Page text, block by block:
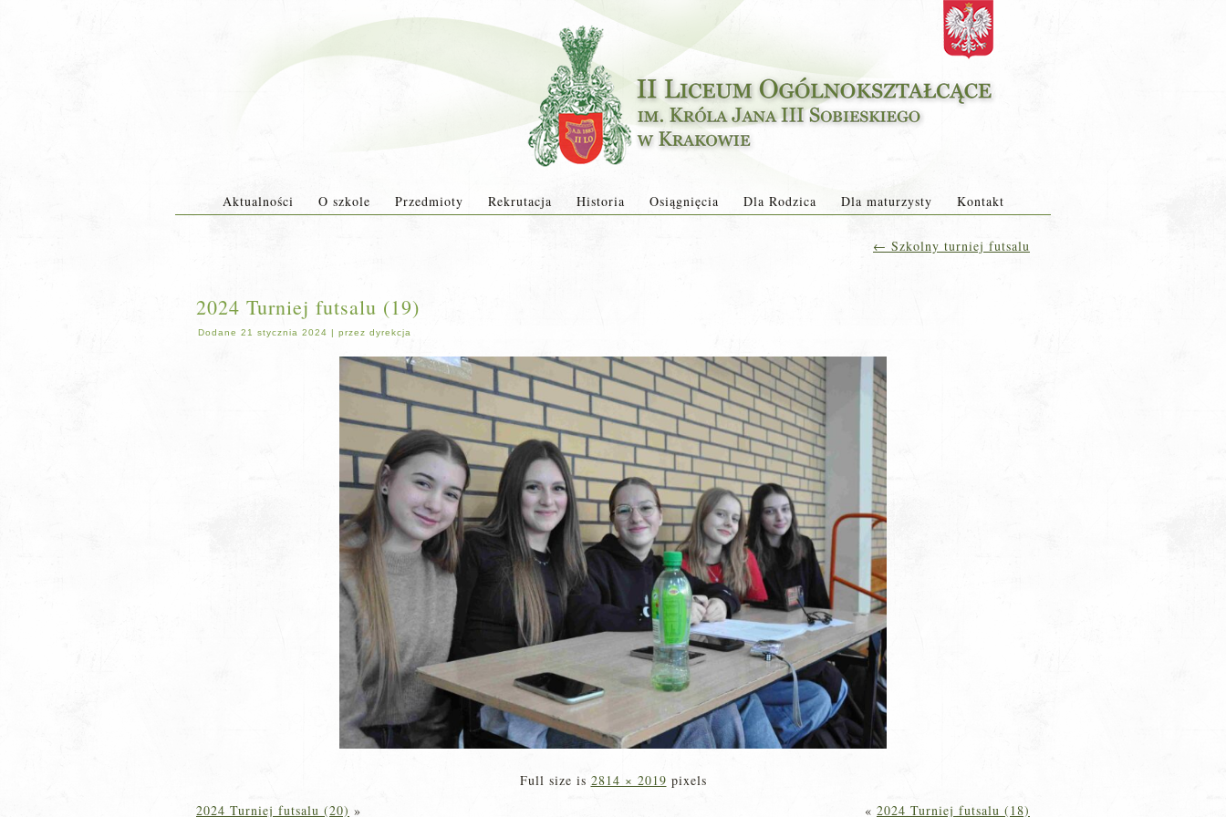
Aktualności O szkole Przedmioty Rekrutacja Historia Osiągnięcia Dla Rodzica Dla maturzysty Kontakt
← Szkolny turniej futsalu
2024 Turniej futsalu (19)
Dodane 21 stycznia 2024 | przez dyrekcja
Full size is 2814 × 2019 pixels
2024 Turniej futsalu (20) » « 2024 Turniej futsalu (18)